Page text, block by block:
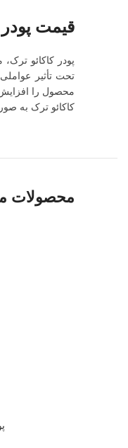
قیمت پودر
پودر کاکائو ترک،
تحت تأثیر
محصول را افزایش
کاکائو ترک به
محصولات